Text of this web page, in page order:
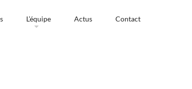
L’équipe Actus Contact